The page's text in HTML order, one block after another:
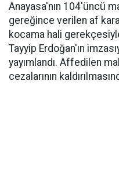
Anayasa'nın 104'üncü
gereğince verilen af
kocama hali
Tayyip Erdoğan'ın
yayımlandı. Affedilen
cezalarının